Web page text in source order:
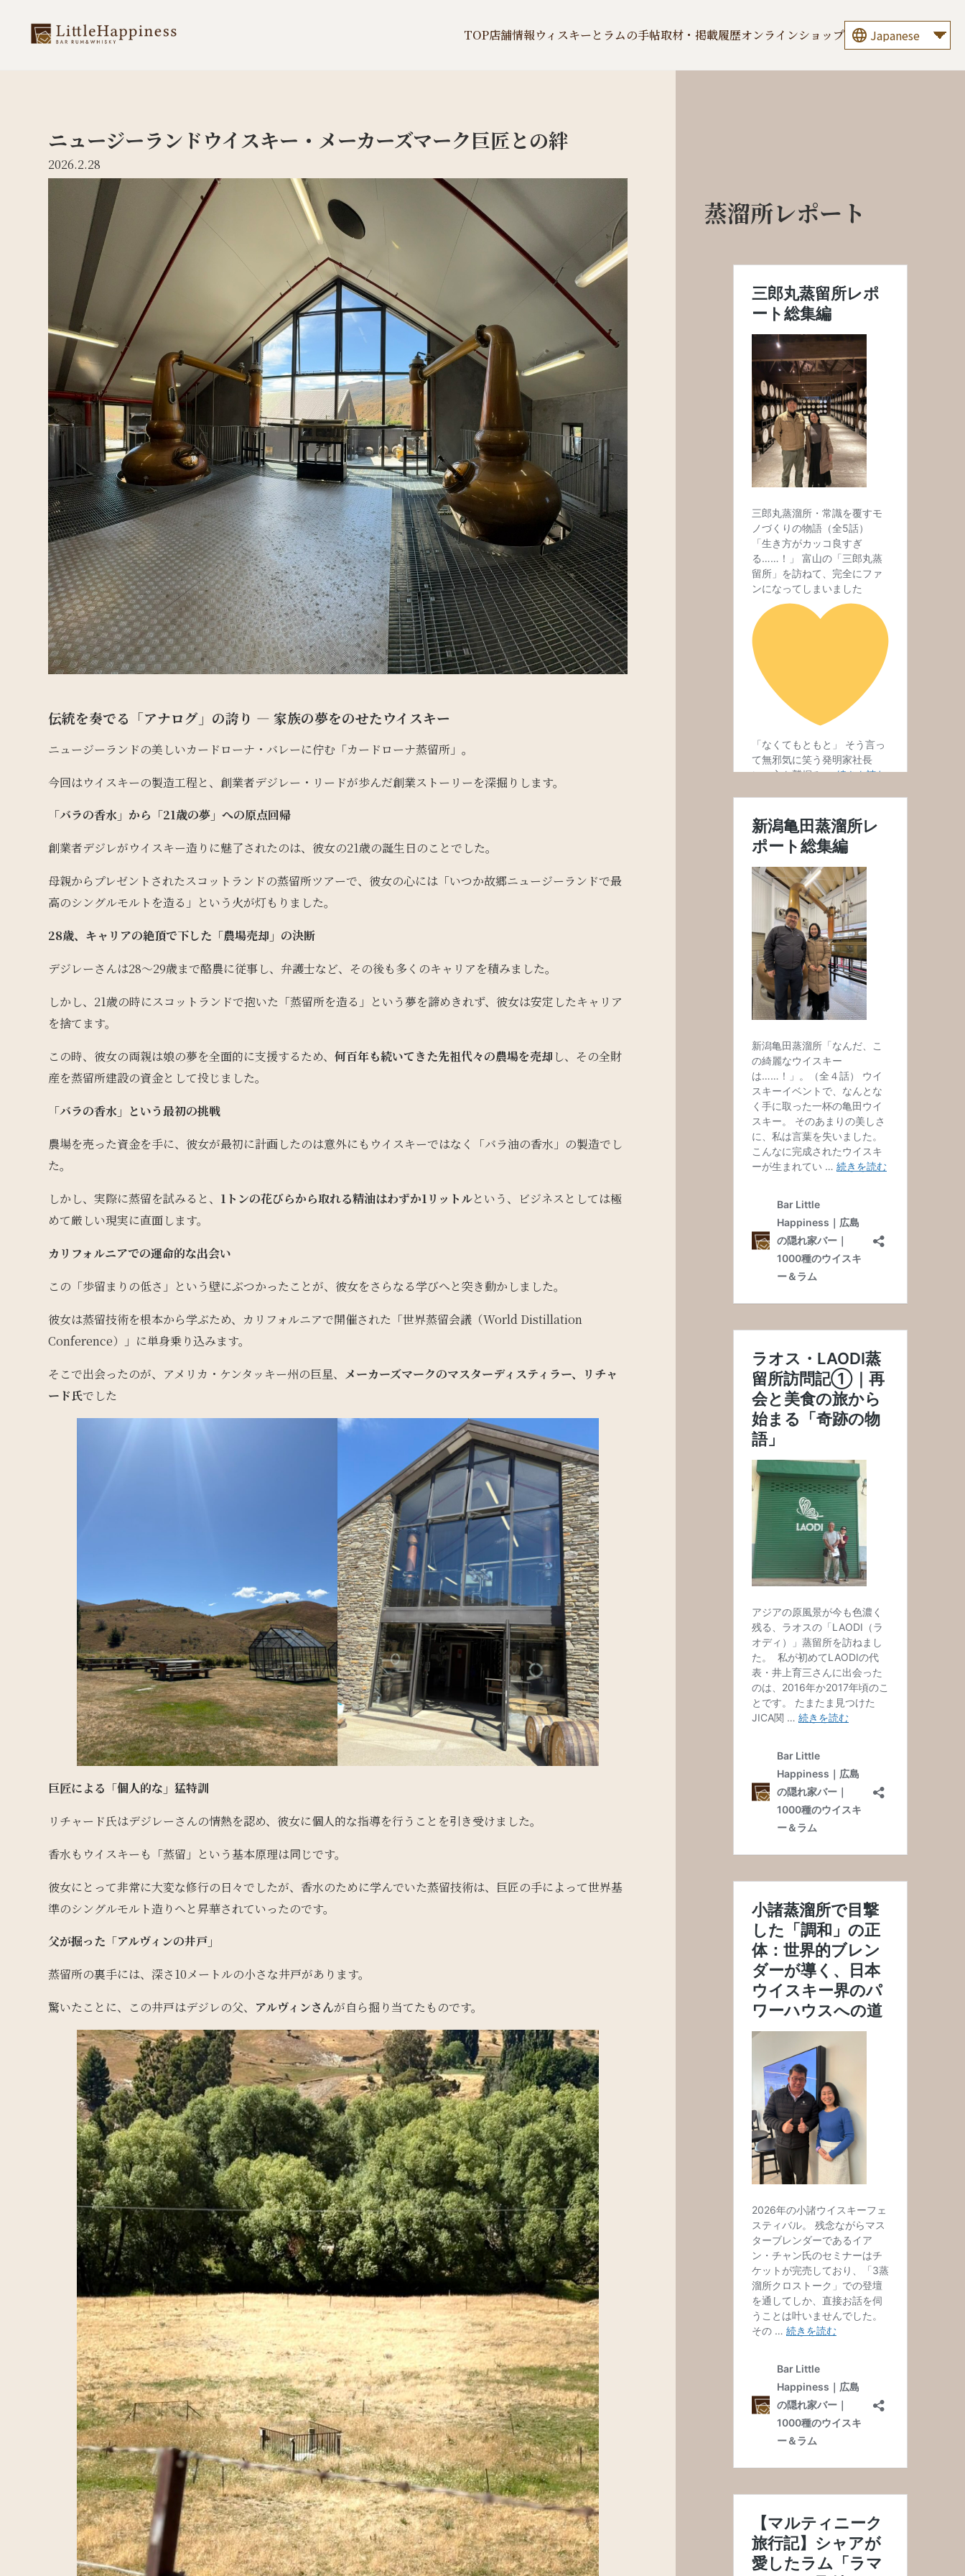
TOP店舗情報ウィスキーとラムの手帖取材・掲載履歴オンラインショップ
ニュージーランドウイスキー・メーカーズマーク巨匠との絆
2026.2.28
伝統を奏でる「アナログ」の誇り — 家族の夢をのせたウイスキー
ニュージーランドの美しいカードローナ・バレーに佇む「カードローナ蒸留所」。
今回はウイスキーの製造工程と、創業者デジレー・リードが歩んだ創業ストーリーを深掘りします。
「バラの香水」から「21歳の夢」への原点回帰
創業者デジレがウイスキー造りに魅了されたのは、彼女の21歳の誕生日のことでした。
母親からプレゼントされたスコットランドの蒸留所ツアーで、彼女の心には「いつか故郷ニュージーランドで最
高のシングルモルトを造る」という火が灯もりました。
28歳、キャリアの絶頂で下した「農場売却」の決断
デジレーさんは28〜29歳まで酪農に従事し、弁護士など、その後も多くのキャリアを積みました。
しかし、21歳の時にスコットランドで抱いた「蒸留所を造る」という夢を諦めきれず、彼女は安定したキャリア
を捨てます。
この時、彼女の両親は娘の夢を全面的に支援するため、何百年も続いてきた先祖代々の農場を売却し、その全財
産を蒸留所建設の資金として投じました。
「バラの香水」という最初の挑戦
農場を売った資金を手に、彼女が最初に計画したのは意外にもウイスキーではなく「バラ油の香水」の製造でし
た。
しかし、実際に蒸留を試みると、 1トンの花びらから取れる精油はわずか1リットルという、ビジネスとしては極
めて厳しい現実に直面します。
カリフォルニアでの運命的な出会い
この「歩留まりの低さ」という壁にぶつかったことが、彼女をさらなる学びへと突き動かしました。
彼女は蒸留技術を根本から学ぶため、カリフォルニアで開催された「世界蒸留会議（World Distillation
Conference）」に単身乗り込みます。
そこで出会ったのが、アメリカ・ケンタッキー州の巨星、 メーカーズマークのマスターディスティラー、リチャ
ード氏でした
巨匠による「個人的な」猛特訓
リチャード氏はデジレーさんの情熱を認め、彼女に個人的な指導を行うことを引き受けました。
香水もウイスキーも「蒸留」という基本原理は同じです。
彼女にとって非常に大変な修行の日々でしたが、香水のために学んでいた蒸留技術は、巨匠の手によって世界基
準のシングルモルト造りへと昇華されていったのです。
父が掘った「アルヴィンの井戸」
蒸留所の裏手には、深さ10メートルの小さな井戸があります。
驚いたことに、この井戸はデジレの父、 アルヴィンさんが自ら掘り当てたものです。
蒸溜所レポート